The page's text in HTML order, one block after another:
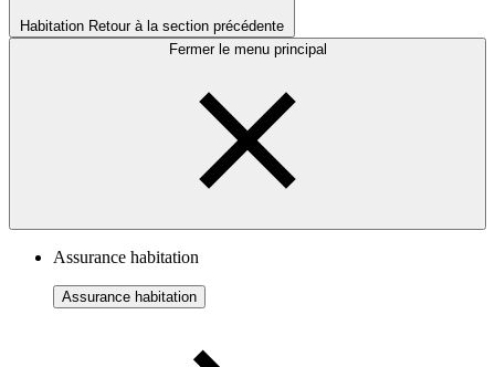
Habitation Retour à la section précédente
Fermer le menu principal
Assurance habitation
Assurance habitation